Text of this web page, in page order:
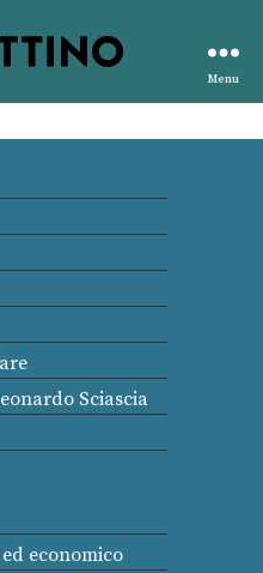
Menu
Sciascia
economico